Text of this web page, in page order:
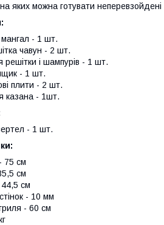
яких можна готувати
- 1 шт.
чавун - 2 шт.
решітки і шампурів - 1 шт.
- 1 шт.
плити - 2 шт.
казана - 1шт.
- 1 шт.
75 см
см
см
- 10 мм
- 60 см